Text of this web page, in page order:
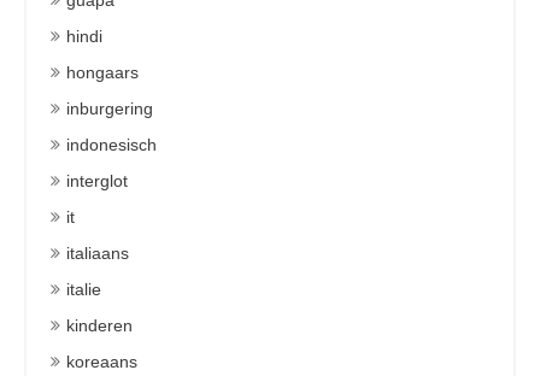
hindi
hongaars
inburgering
indonesisch
interglot
it
italiaans
italie
kinderen
koreaans